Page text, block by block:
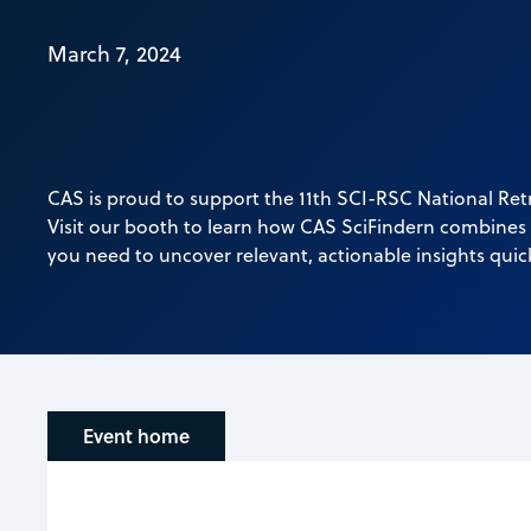
March 7, 2024
CAS is proud to support the 11th SCI-RSC National
Visit our booth to learn how CAS SciFindern
you need to uncover relevant, actionable insights
Event home